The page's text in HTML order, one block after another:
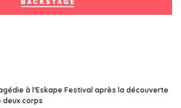
à l’Eskape Festival après la découverte
deux corps